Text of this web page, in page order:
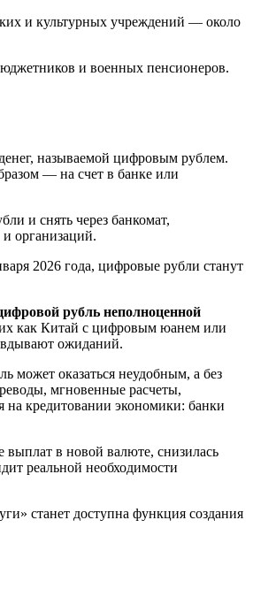
и культурных учреждений — около
и военных пенсионеров.
называемой цифровым рублем.
— на счет в банке или
и снять через банкомат,
и организаций.
2026 года, цифровые рубли станут
рубль неполноценной
как Китай с цифровым юанем или
ожиданий.
может оказаться неудобным, а без
мгновенные расчеты,
на кредитовании экономики: банки
выплат в новой валюте, снизилась
реальной необходимости
станет доступна функция создания